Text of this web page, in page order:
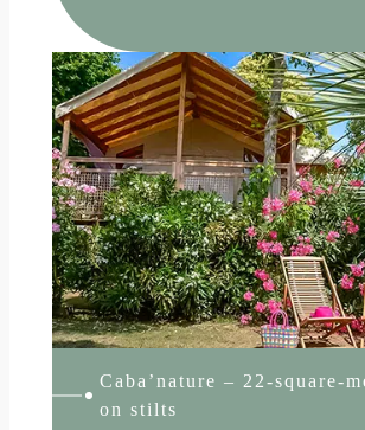
Caba’nature – 22-square-
on stilts
Read more:
Caba’nature
22-
square-
meter
tent
on
stilts